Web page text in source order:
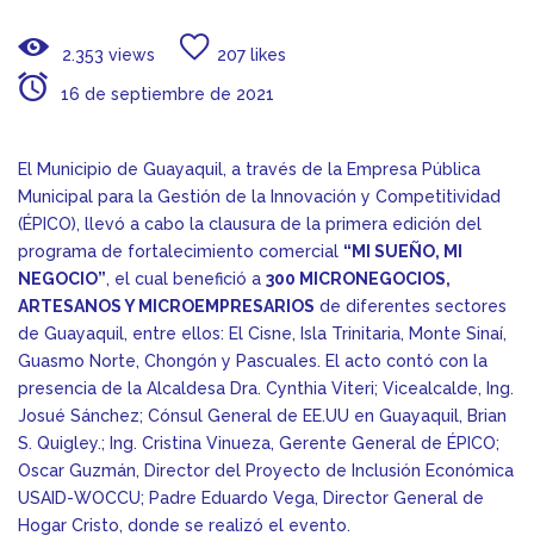
2.353 views 207 likes
16 de septiembre de 2021
El Municipio de Guayaquil, a través de la Empresa Pública
Municipal para la Gestión de la Innovación y Competitividad
(ÉPICO), llevó a cabo la clausura de la primera edición del
programa de fortalecimiento comercial “MI SUEÑO, MI
NEGOCIO”, el cual benefició a 300 MICRONEGOCIOS,
ARTESANOS Y MICROEMPRESARIOS de diferentes sectores
de Guayaquil, entre ellos: El Cisne, Isla Trinitaria, Monte Sinaí,
Guasmo Norte, Chongón y Pascuales. El acto contó con la
presencia de la Alcaldesa Dra. Cynthia Viteri; Vicealcalde, Ing.
Josué Sánchez; Cónsul General de EE.UU en Guayaquil, Brian
S. Quigley.; Ing. Cristina Vinueza, Gerente General de ÉPICO;
Oscar Guzmán, Director del Proyecto de Inclusión Económica
USAID-WOCCU; Padre Eduardo Vega, Director General de
Hogar Cristo, donde se realizó el evento.